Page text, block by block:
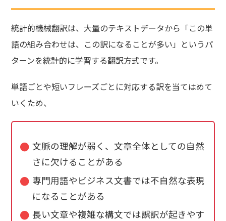
統計的機械翻訳は、大量のテキストデータから「この単
語の組み合わせは、この訳になることが多い」というパ
ターンを統計的に学習する翻訳方式です。
単語ごとや短いフレーズごとに対応する訳を当てはめて
いくため、
文脈の理解が弱く、文章全体としての自然
さに欠けることがある
専門用語やビジネス文書では不自然な表現
になることがある
長い文章や複雑な構文では誤訳が起きやす